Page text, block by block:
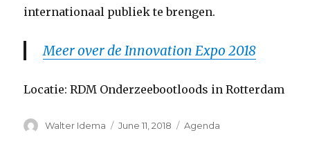
internationaal publiek te brengen.
Meer over de Innovation Expo 2018
Locatie: RDM Onderzeebootloods in Rotterdam
Author
Walter Idema
Posted
June 11, 2018 Categories
Agenda